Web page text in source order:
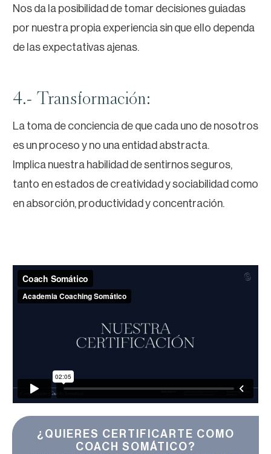
Nos da la posibilidad de tomar decisiones guiadas
por nuestra propia experiencia sin que ello dependa
de las expectativas ajenas.
4.- Transformación:
La toma de conciencia de que cada uno de nosotros
es un proceso y no una entidad abstracta.
Implica nuestra habilidad de sentirnos seguros,
tanto en estados de creatividad y sociabilidad como
en absorción, productividad y concentración.
¿QUIERES CERTIFICARTE COMO
COACH SOMÁTICO?